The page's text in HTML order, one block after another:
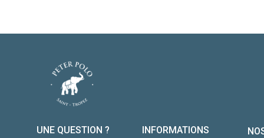
UNE QUESTION ? INFORMATIONS